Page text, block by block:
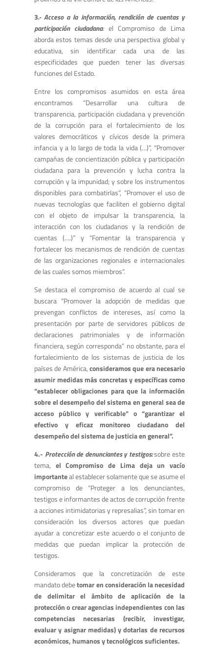
3.- Acceso a la información, rendición de cuentas y
participación ciudadana:el Compromiso de Lima
aborda estos temas desde una perspectiva global y
educativa, sin identificar cada una de las
especificidades que pueden tener las diversas
funciones del Estado.
Entre los compromisos asumidos en esta área
encontramos “Desarrollar una cultura de
transparencia, participación ciudadana y prevención
de la corrupción para el fortalecimiento de los
valores democráticos y cívicos desde la primera
infancia y a lo largo de toda la vida (…)”, “Promover
campañas de concientización pública y participación
ciudadana para la prevención y lucha contra la
corrupción y la impunidad; y sobre los instrumentos
disponibles para combatirlas”, “Promover el uso de
nuevas tecnologías que faciliten el gobierno digital
con el objeto de impulsar la transparencia, la
interacción con los ciudadanos y la rendición de
cuentas (….)” y “Fomentar la transparencia y
fortalecer los mecanismos de rendición de cuentas
de las organizaciones regionales e internacionales
de las cuales somos miembros”.
Se destaca el compromiso de acuerdo al cual se
buscara “Promover la adopción de medidas que
prevengan conflictos de intereses, así como la
presentación por parte de servidores públicos de
declaraciones patrimoniales y de información
financiera, según corresponda” no obstante, para el
fortalecimiento de los sistemas de justicia de los
países de América,consideramos que era necesario
asumir medidas más concretas y específicas como
“establecer obligaciones para que la información
sobre el desempeño del sistema en general sea de
acceso público y verificable” o “garantizar el
efectivo y eficaz monitoreo ciudadano del
desempeño del sistema de justicia en general”.
4.- Protección de denunciantes y testigos:sobre este
tema, el Compromiso de Lima deja un vacío
importanteal establecer solamente que se asume el
compromiso de “Proteger a los denunciantes,
testigos e informantes de actos de corrupción frente
a acciones intimidatorias y represalias”, sin tomar en
consideración los diversos actores que puedan
ayudar a concretizar este acuerdo o el conjunto de
medidas que puedan implicar la protección de
testigos.
Consideramos que la concretización de este
mandato debetomar en consideración la necesidad
de delimitar el ámbito de aplicación de la
protección o crear agencias independientes con las
competencias necesarias (recibir, investigar,
evaluar y asignar medidas) y dotarlas de recursos
económicos, humanos y tecnológicos suficientes.